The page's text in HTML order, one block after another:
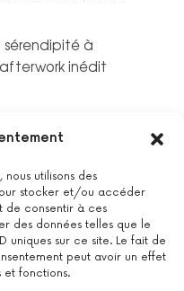
utilisons des
stocker et/ou accéder
de consentir à ces
des données telles que le
uniques sur ce site. Le fait de
peut avoir un effet
et fonctions.
sérendipité à
inédit
au titre de la catégorie